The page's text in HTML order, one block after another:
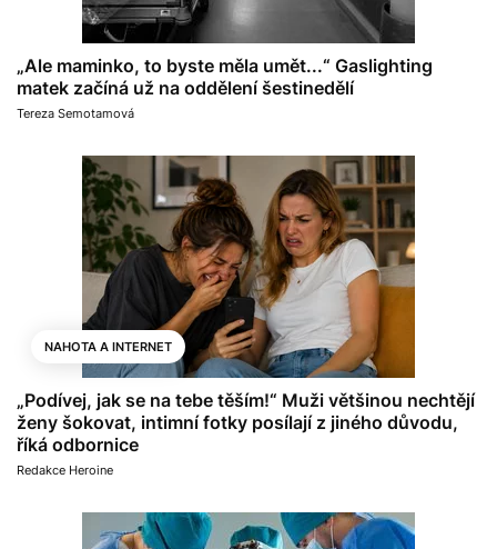
„Ale maminko, to byste měla umět...“ Gaslighting
matek začíná už na oddělení šestinedělí
Tereza Semotamová
NAHOTA A INTERNET
„Podívej, jak se na tebe těším!“ Muži většinou nechtějí
ženy šokovat, intimní fotky posílají z jiného důvodu,
říká odbornice
Redakce Heroine